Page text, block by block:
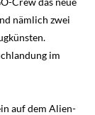
nämlich zwei
im
auf dem Alien-